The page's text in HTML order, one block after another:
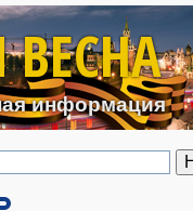
к основному
ВЕСНА
информация